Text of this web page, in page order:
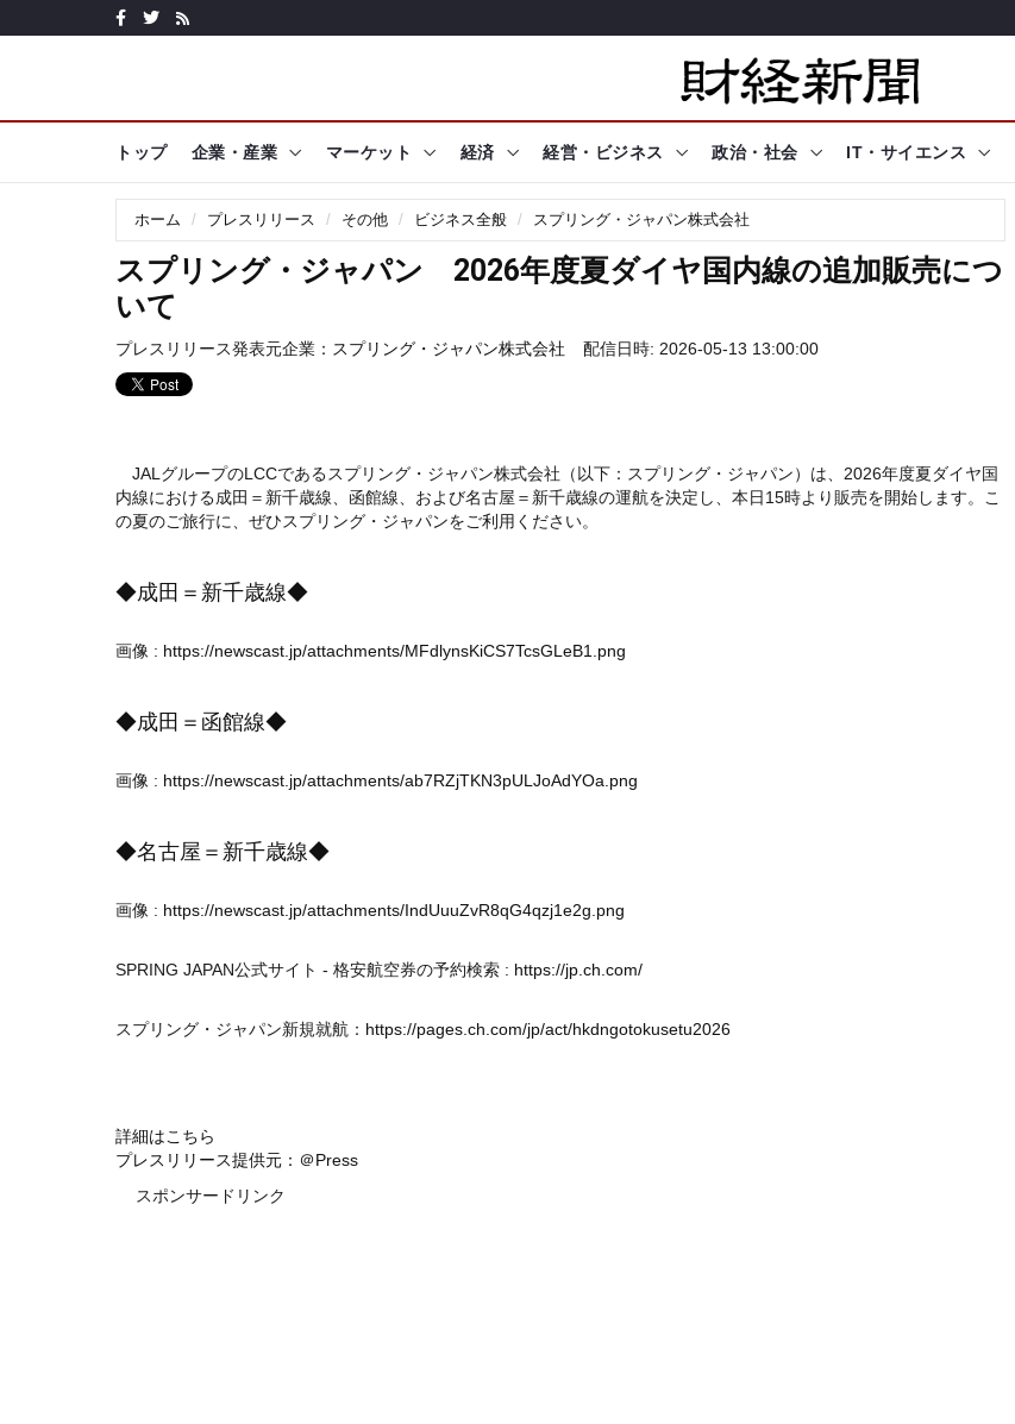
トップ 企業・産業 マーケット 経済 経営・ビジネス 政治・社会 IT・サイエンス
ホーム プレスリリース その他 ビジネス全般 スプリング・ジャパン株式会社
スプリング・ジャパン 2026年度夏ダイヤ国内線の追加販売につ
いて
プレスリリース発表元企業： スプリング・ジャパン株式会社 配信日時: 2026-05-13 13:00:00
JALグループのLCCであるスプリング・ジャパン株式会社（以下：スプリング・ジャパン）は、2026年度夏ダイヤ国
内線における成田＝新千歳線、函館線、および名古屋＝新千歳線の運航を決定し、本日15時より販売を開始します。こ
の夏のご旅行に、ぜひスプリング・ジャパンをご利用ください。
◆成田＝新千歳線◆
画像 : https://newscast.jp/attachments/MFdlynsKiCS7TcsGLeB1.png
◆成田＝函館線◆
画像 : https://newscast.jp/attachments/ab7RZjTKN3pULJoAdYOa.png
◆名古屋＝新千歳線◆
画像 : https://newscast.jp/attachments/IndUuuZvR8qG4qzj1e2g.png
SPRING JAPAN公式サイト - 格安航空券の予約検索 : https://jp.ch.com/
スプリング・ジャパン新規就航： https://pages.ch.com/jp/act/hkdngotokusetu2026
詳細はこちら
プレスリリース提供元：＠Press
スポンサードリンク